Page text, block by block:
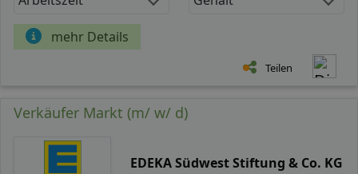
mehr Details
Teilen
Verkäufer Markt (m/ w/ d)
EDEKA Südwest Stiftung & Co. KG